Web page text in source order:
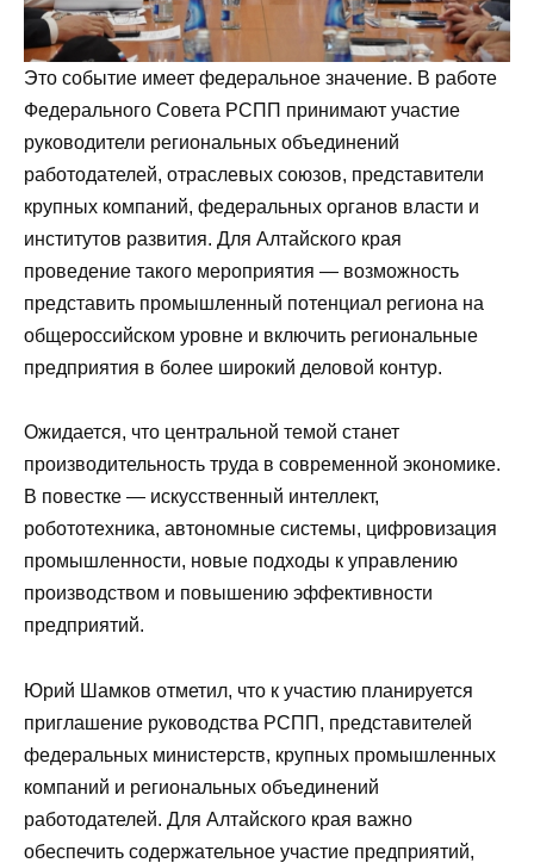
Это событие имеет федеральное значение. В работе
Федерального Совета РСПП принимают участие
руководители региональных объединений
работодателей, отраслевых союзов, представители
крупных компаний, федеральных органов власти и
институтов развития. Для Алтайского края
проведение такого мероприятия — возможность
представить промышленный потенциал региона на
общероссийском уровне и включить региональные
предприятия в более широкий деловой контур.
Ожидается, что центральной темой станет
производительность труда в современной экономике.
В повестке — искусственный интеллект,
робототехника, автономные системы, цифровизация
промышленности, новые подходы к управлению
производством и повышению эффективности
предприятий.
Юрий Шамков отметил, что к участию планируется
приглашение руководства РСПП, представителей
федеральных министерств, крупных промышленных
компаний и региональных объединений
работодателей. Для Алтайского края важно
обеспечить содержательное участие предприятий,